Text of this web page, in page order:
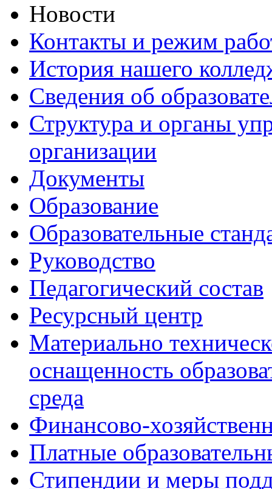
Новости
Контакты и режим
История нашего
Сведения об
Структура и органы
организации
Документы
Образование
Образовательные
Руководство
Педагогический состав
Ресурсный центр
Материально
оснащенность
среда
Финансово-
Платные
Стипендии и меры